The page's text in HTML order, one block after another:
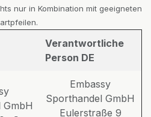
nur in Kombination mit geeigneten
Verantwortliche
Person DE
Embassy
Sporthandel GmbH
Eulerstraße 9